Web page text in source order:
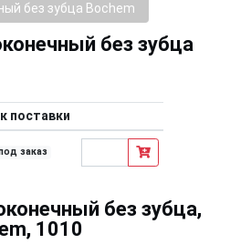
без зубца Bochem
поставки
заказ
без зубца,
1010